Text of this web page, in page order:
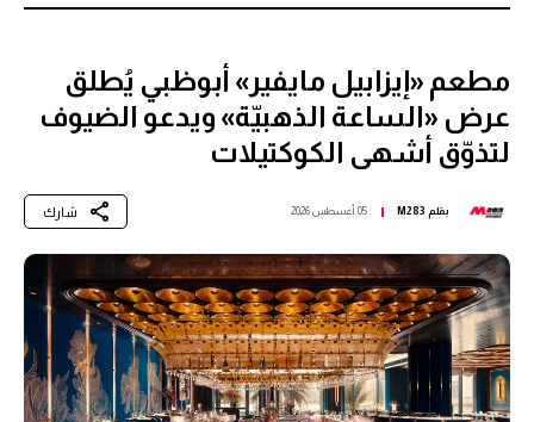
مطعم «إيزابيل مايفير» أبوظبي يُطلق
عرض «الساعة الذهبيّة» ويدعو الضيوف
لتذوّق أشهى الكوكتيلات
بقلم M283 05 أغسطس 2026 شارك